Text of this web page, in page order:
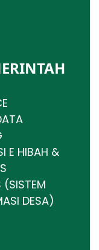
E HIBAH &
(SISTEM
DESA)